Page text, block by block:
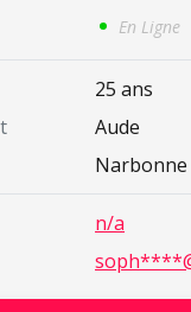
En Ligne
25 ans
Aude
Narbonne
n/a